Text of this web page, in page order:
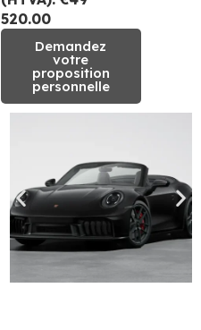
520.00
Demandez
votre
proposition
personnelle